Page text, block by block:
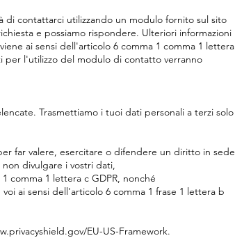
contattarci utilizzando un modulo fornito sul sito
e possiamo rispondere. Ulteriori informazioni
ai sensi dell'articolo 6 comma 1 comma 1 lettera
per l'utilizzo del modulo di contatto verranno
Trasmettiamo i tuoi dati personali a terzi solo
far valere, esercitare o difendere un diritto in sede
divulgare i vostri dati,
comma 1 lettera c GDPR, nonché
ai sensi dell'articolo 6 comma 1 frase 1 lettera b
EU-US-Framework.